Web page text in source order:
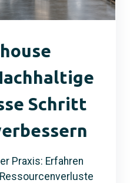
Schritt
Praxis: Erfahren